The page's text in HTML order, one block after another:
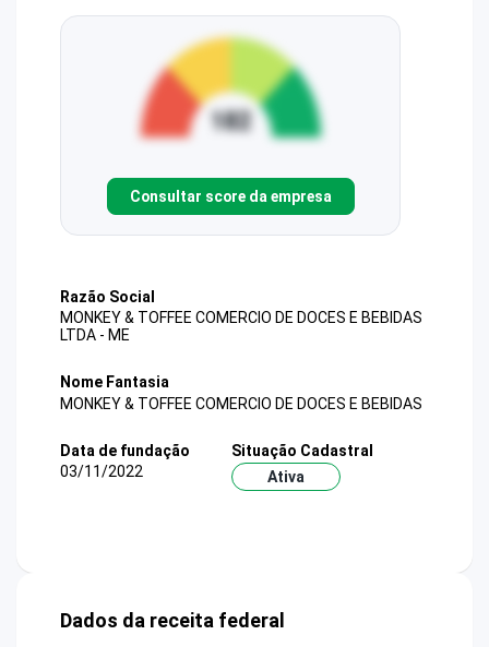
Consultar score da empresa
Razão Social
MONKEY & TOFFEE COMERCIO DE DOCES E BEBIDAS
LTDA - ME
Nome Fantasia
MONKEY & TOFFEE COMERCIO DE DOCES E BEBIDAS
Data de fundação
03/11/2022
Situação Cadastral
Ativa
Dados da receita federal